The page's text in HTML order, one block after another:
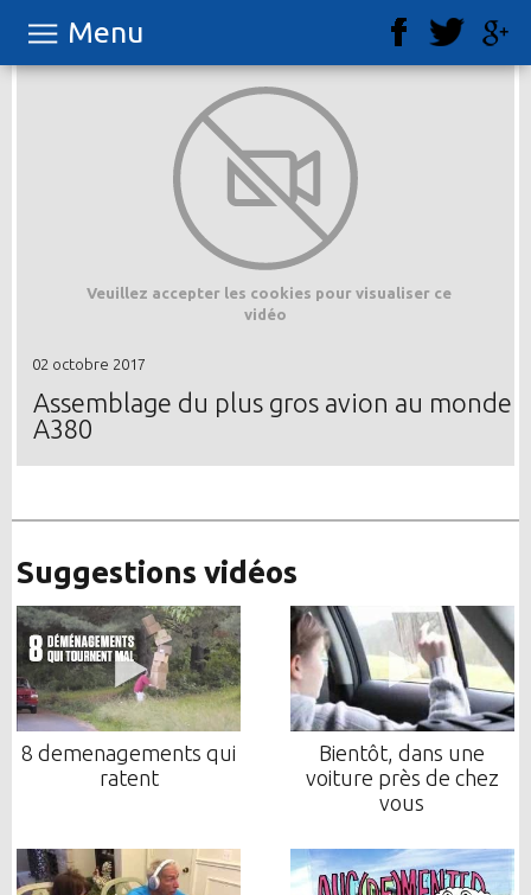
Menu
Veuillez accepter les cookies pour visualiser ce
vidéo
02 octobre 2017
Assemblage du plus gros avion au monde
A380
Suggestions vidéos
8 demenagements qui
ratent
Bientôt, dans une
voiture près de chez
vous